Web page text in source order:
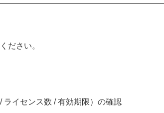
ださい。
ライセンス数 / 有効期限）の確認